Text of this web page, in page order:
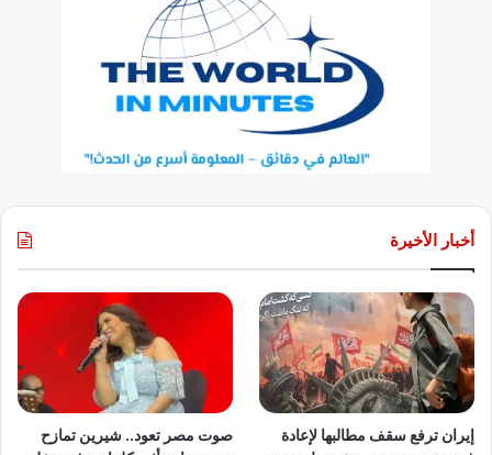
أخبار الأخيرة
إيران ترفع سقف مطالبها لإعادة
صوت مصر تعود.. شيرين تمازح